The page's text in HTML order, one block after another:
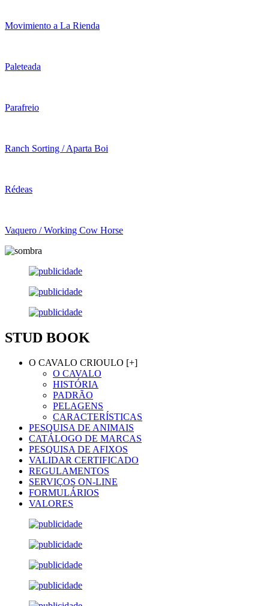
Movimiento a La Rienda
Paleteada
Parafreio
Ranch Sorting / Aparta Boi
Rédeas
Vaquero / Working Cow Horse
STUD BOOK
O CAVALO CRIOULO [+]
O CAVALO
HISTÓRIA
PADRÃO
PELAGENS
CARACTERÍSTICAS
PESQUISA DE ANIMAIS
CATÁLOGO DE MARCAS
PESQUISA DE AFIXOS
VALIDAR CERTIFICADO
REGULAMENTOS
SERVIÇOS ON-LINE
FORMULÁRIOS
VALORES